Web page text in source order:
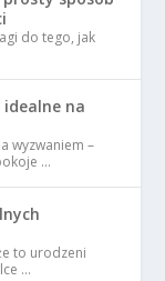
do tego, jak
na
wyzwaniem –
…
to urodzeni
…